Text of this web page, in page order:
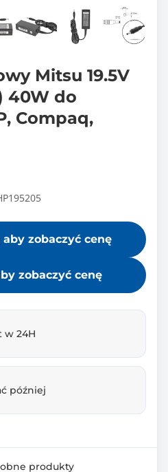
Mitsu 19.5V
40W do
Compaq,
zobaczyć cenę
zobaczyć cenę
w 24H
później
produkty